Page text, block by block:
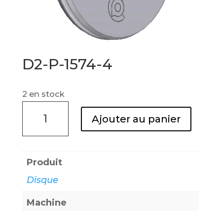
D2-P-1574-4
2 en stock
D2-
P-
1574-
4
Ajouter au panier
Produit
Disque
Machine